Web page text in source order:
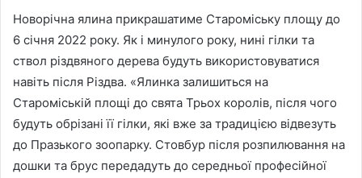
Новорічна ялина прикрашатиме Староміську площу до
6 січня 2022 року. Як і минулого року, нині гілки та
ствол різдвяного дерева будуть використовуватися
навіть після Різдва. «Ялинка залишиться на
Староміській площі до свята Трьох королів, після чого
будуть обрізані її гілки, які вже за традицією відвезуть
до Празького зоопарку. Стовбур після розпилювання на
дошки та брус передадуть до середньої професійної